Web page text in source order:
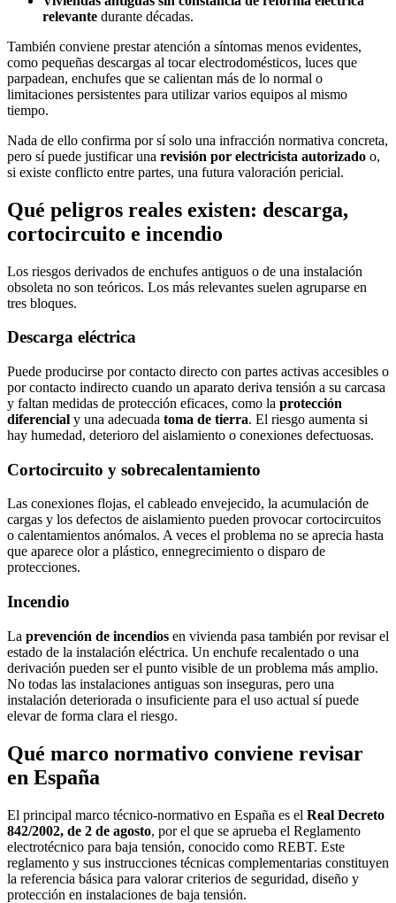
relevante durante décadas.
También conviene prestar atención a síntomas menos evidentes,
como pequeñas descargas al tocar electrodomésticos, luces que
parpadean, enchufes que se calientan más de lo normal o
limitaciones persistentes para utilizar varios equipos al mismo
tiempo.
Nada de ello confirma por sí solo una infracción normativa concreta,
pero sí puede justificar una revisión por electricista autorizado o,
si existe conflicto entre partes, una futura valoración pericial.
Qué peligros reales existen: descarga,
cortocircuito e incendio
Los riesgos derivados de enchufes antiguos o de una instalación
obsoleta no son teóricos. Los más relevantes suelen agruparse en
tres bloques.
Descarga eléctrica
Puede producirse por contacto directo con partes activas accesibles o
por contacto indirecto cuando un aparato deriva tensión a su carcasa
y faltan medidas de protección eficaces, como la protección
diferencial y una adecuada toma de tierra. El riesgo aumenta si
hay humedad, deterioro del aislamiento o conexiones defectuosas.
Cortocircuito y sobrecalentamiento
Las conexiones flojas, el cableado envejecido, la acumulación de
cargas y los defectos de aislamiento pueden provocar cortocircuitos
o calentamientos anómalos. A veces el problema no se aprecia hasta
que aparece olor a plástico, ennegrecimiento o disparo de
protecciones.
Incendio
La prevención de incendios en vivienda pasa también por revisar el
estado de la instalación eléctrica. Un enchufe recalentado o una
derivación pueden ser el punto visible de un problema más amplio.
No todas las instalaciones antiguas son inseguras, pero una
instalación deteriorada o insuficiente para el uso actual sí puede
elevar de forma clara el riesgo.
Qué marco normativo conviene revisar
en España
El principal marco técnico-normativo en España es el Real Decreto
842/2002, de 2 de agosto, por el que se aprueba el Reglamento
electrotécnico para baja tensión, conocido como REBT. Este
reglamento y sus instrucciones técnicas complementarias constituyen
la referencia básica para valorar criterios de seguridad, diseño y
protección en instalaciones de baja tensión.